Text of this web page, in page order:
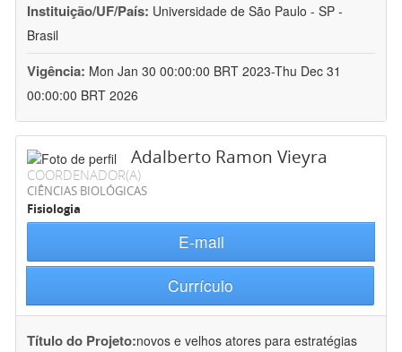
Instituição/UF/País: Universidade de São Paulo - SP -
Brasil
Vigência: Mon Jan 30 00:00:00 BRT 2023-Thu Dec 31
00:00:00 BRT 2026
Adalberto Ramon Vieyra
COORDENADOR(A)
CIÊNCIAS BIOLÓGICAS
Fisiologia
E-mail
Currículo
Título do Projeto:novos e velhos atores para estratégias